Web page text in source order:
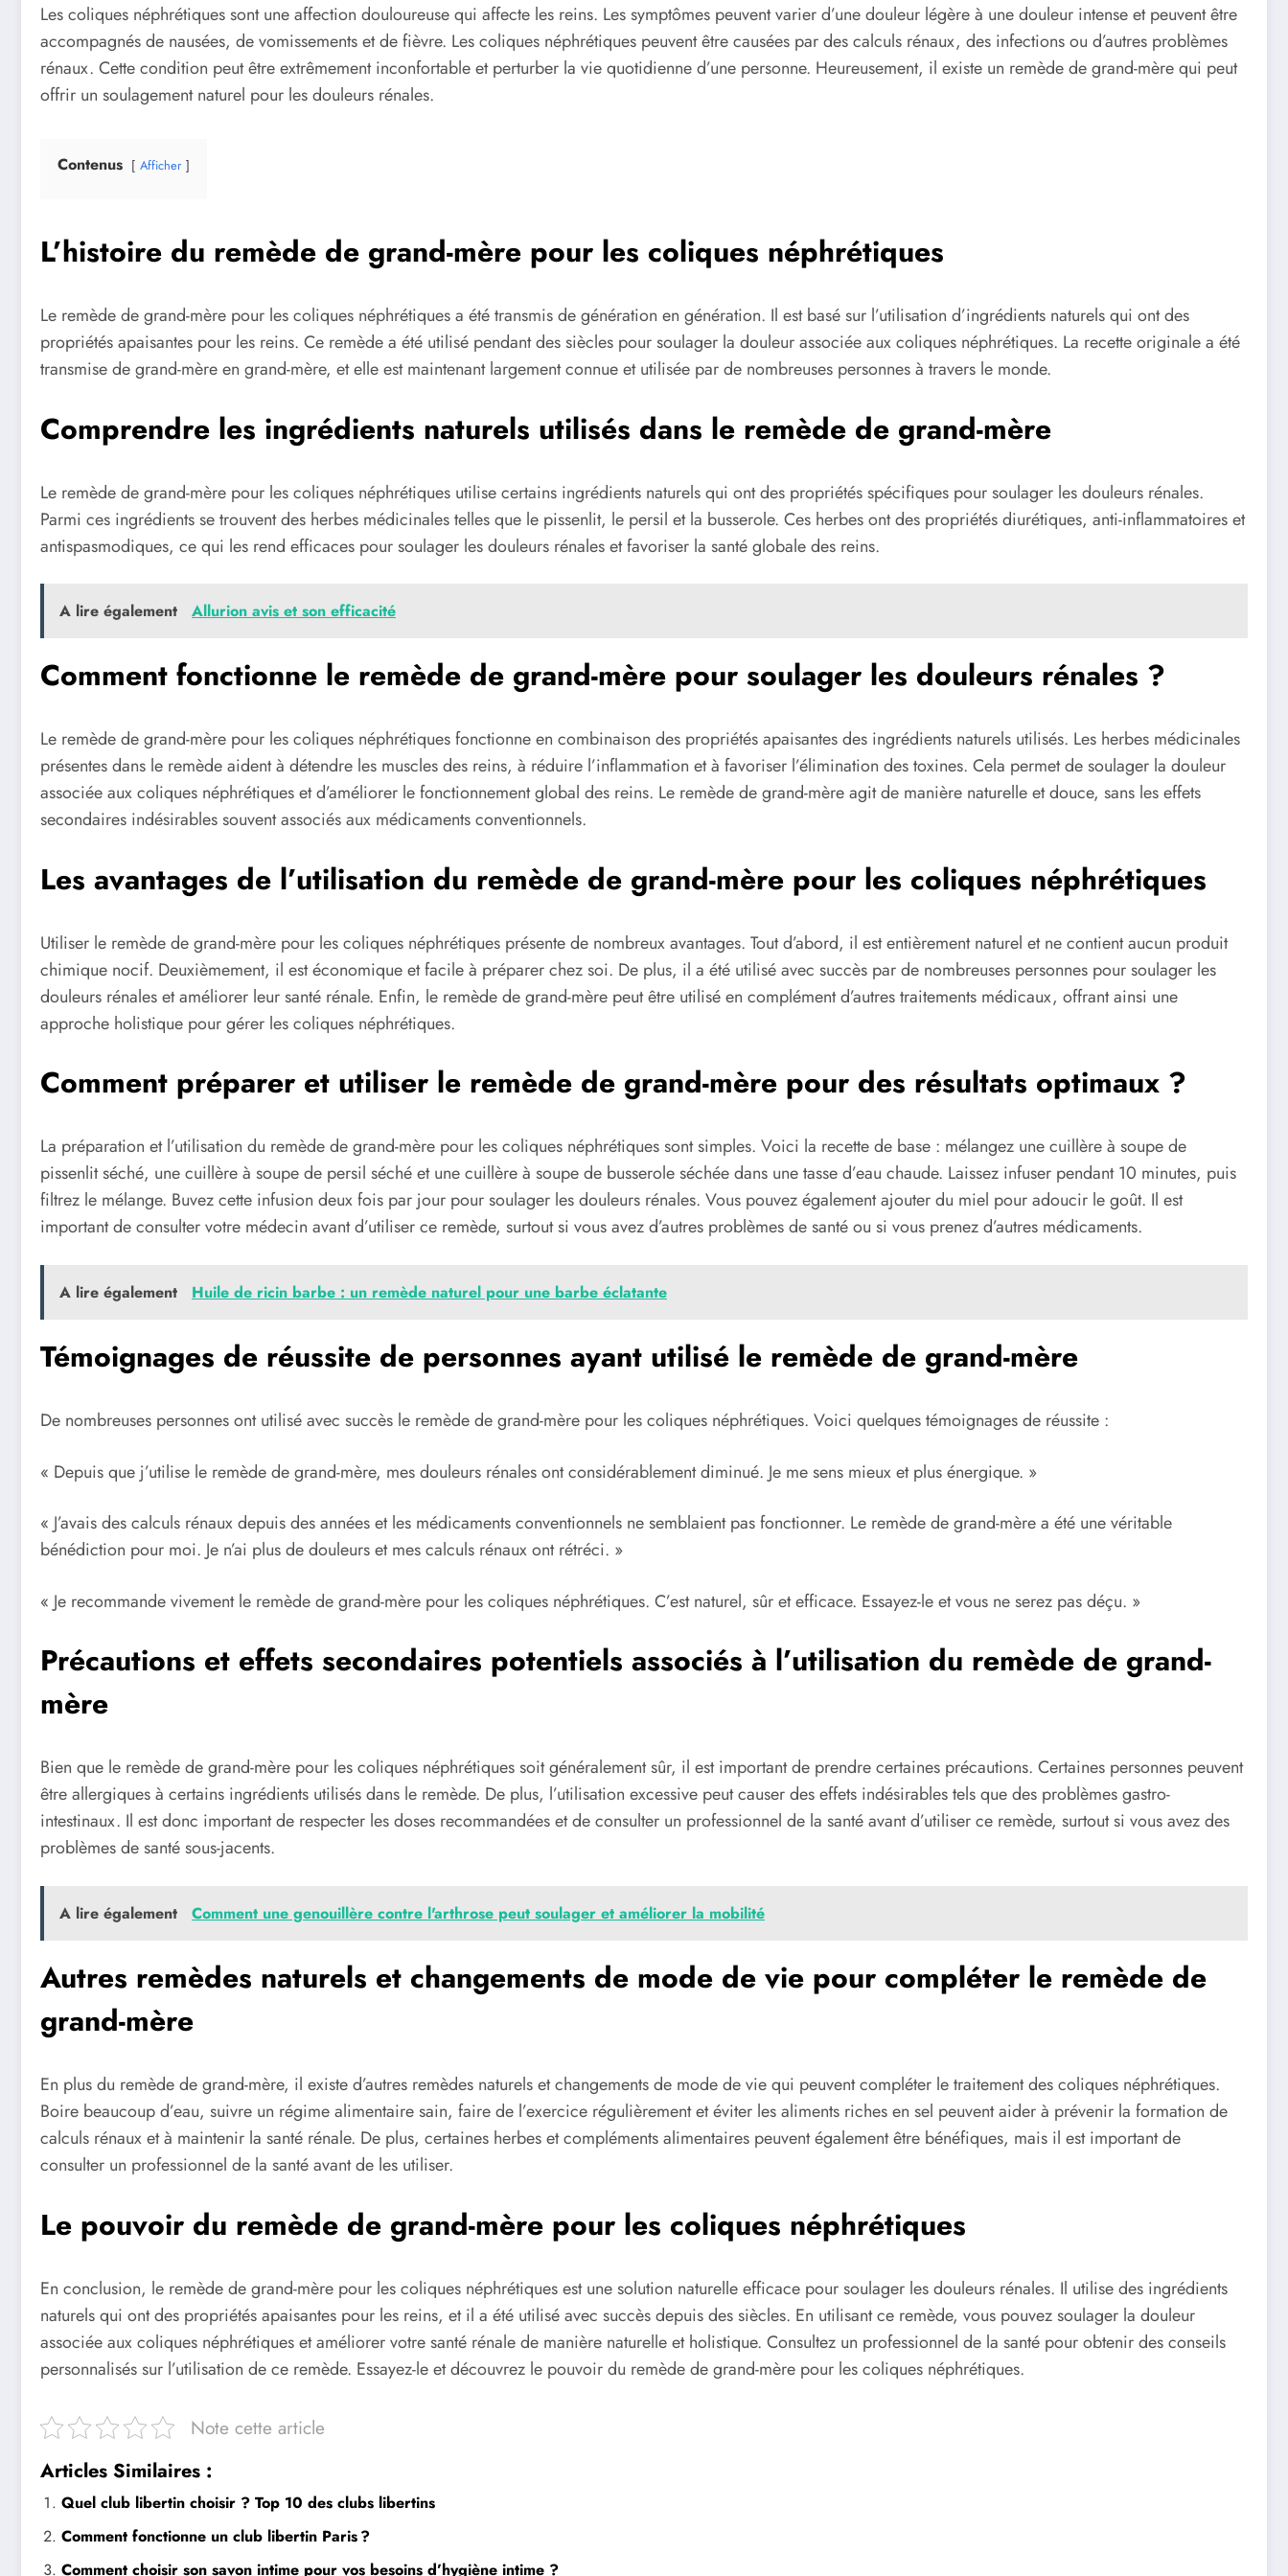
Les coliques néphrétiques sont une affection douloureuse qui affecte les reins. Les symptômes peuvent varier d’une douleur légère à une douleur intense et peuvent être
accompagnés de nausées, de vomissements et de fièvre. Les coliques néphrétiques peuvent être causées par des calculs rénaux, des infections ou d’autres problèmes
rénaux. Cette condition peut être extrêmement inconfortable et perturber la vie quotidienne d’une personne. Heureusement, il existe un remède de grand-mère qui peut
offrir un soulagement naturel pour les douleurs rénales.
Contenus Afficher
L’histoire du remède de grand-mère pour les coliques néphrétiques
Le remède de grand-mère pour les coliques néphrétiques a été transmis de génération en génération. Il est basé sur l’utilisation d’ingrédients naturels qui ont des
propriétés apaisantes pour les reins. Ce remède a été utilisé pendant des siècles pour soulager la douleur associée aux coliques néphrétiques. La recette originale a été
transmise de grand-mère en grand-mère, et elle est maintenant largement connue et utilisée par de nombreuses personnes à travers le monde.
Comprendre les ingrédients naturels utilisés dans le remède de grand-mère
Le remède de grand-mère pour les coliques néphrétiques utilise certains ingrédients naturels qui ont des propriétés spécifiques pour soulager les douleurs rénales.
Parmi ces ingrédients se trouvent des herbes médicinales telles que le pissenlit, le persil et la busserole. Ces herbes ont des propriétés diurétiques, anti-inflammatoires et
antispasmodiques, ce qui les rend efficaces pour soulager les douleurs rénales et favoriser la santé globale des reins.
A lire également Allurion avis et‍ son efficacité
Comment fonctionne le remède de grand-mère pour soulager les douleurs rénales ?
Le remède de grand-mère pour les coliques néphrétiques fonctionne en combinaison des propriétés apaisantes des ingrédients naturels utilisés. Les herbes médicinales
présentes dans le remède aident à détendre les muscles des reins, à réduire l’inflammation et à favoriser l’élimination des toxines. Cela permet de soulager la douleur
associée aux coliques néphrétiques et d’améliorer le fonctionnement global des reins. Le remède de grand-mère agit de manière naturelle et douce, sans les effets
secondaires indésirables souvent associés aux médicaments conventionnels.
Les avantages de l’utilisation du remède de grand-mère pour les coliques néphrétiques
Utiliser le remède de grand-mère pour les coliques néphrétiques présente de nombreux avantages. Tout d’abord, il est entièrement naturel et ne contient aucun produit
chimique nocif. Deuxièmement, il est économique et facile à préparer chez soi. De plus, il a été utilisé avec succès par de nombreuses personnes pour soulager les
douleurs rénales et améliorer leur santé rénale. Enfin, le remède de grand-mère peut être utilisé en complément d’autres traitements médicaux, offrant ainsi une
approche holistique pour gérer les coliques néphrétiques.
Comment préparer et utiliser le remède de grand-mère pour des résultats optimaux ?
La préparation et l’utilisation du remède de grand-mère pour les coliques néphrétiques sont simples. Voici la recette de base : mélangez une cuillère à soupe de
pissenlit séché, une cuillère à soupe de persil séché et une cuillère à soupe de busserole séchée dans une tasse d’eau chaude. Laissez infuser pendant 10 minutes, puis
filtrez le mélange. Buvez cette infusion deux fois par jour pour soulager les douleurs rénales. Vous pouvez également ajouter du miel pour adoucir le goût. Il est
important de consulter votre médecin avant d’utiliser ce remède, surtout si vous avez d’autres problèmes de santé ou si vous prenez d’autres médicaments.
A lire également Huile de ricin barbe : ⁢un remède‍ naturel​‍ pour une ​barbe éclatante
Témoignages de réussite de personnes ayant utilisé le remède de grand-mère
De nombreuses personnes ont utilisé avec succès le remède de grand-mère pour les coliques néphrétiques. Voici quelques témoignages de réussite :
« Depuis que j’utilise le remède de grand-mère, mes douleurs rénales ont considérablement diminué. Je me sens mieux et plus énergique. »
« J’avais des calculs rénaux depuis des années et les médicaments conventionnels ne semblaient pas fonctionner. Le remède de grand-mère a été une véritable
bénédiction pour moi. Je n’ai plus de douleurs et mes calculs rénaux ont rétréci. »
« Je recommande vivement le remède de grand-mère pour les coliques néphrétiques. C’est naturel, sûr et efficace. Essayez-le et vous ne serez pas déçu. »
Précautions et effets secondaires potentiels associés à l’utilisation du remède de grand-
mère
Bien que le remède de grand-mère pour les coliques néphrétiques soit généralement sûr, il est important de prendre certaines précautions. Certaines personnes peuvent
être allergiques à certains ingrédients utilisés dans le remède. De plus, l’utilisation excessive peut causer des effets indésirables tels que des problèmes gastro-
intestinaux. Il est donc important de respecter les doses recommandées et de consulter un professionnel de la santé avant d’utiliser ce remède, surtout si vous avez des
problèmes de santé sous-jacents.
A lire également Comment une genouillère contre l'arthrose peut soulager et améliorer la mobilité
Autres remèdes naturels et changements de mode de vie pour compléter le remède de
grand-mère
En plus du remède de grand-mère, il existe d’autres remèdes naturels et changements de mode de vie qui peuvent compléter le traitement des coliques néphrétiques.
Boire beaucoup d’eau, suivre un régime alimentaire sain, faire de l’exercice régulièrement et éviter les aliments riches en sel peuvent aider à prévenir la formation de
calculs rénaux et à maintenir la santé rénale. De plus, certaines herbes et compléments alimentaires peuvent également être bénéfiques, mais il est important de
consulter un professionnel de la santé avant de les utiliser.
Le pouvoir du remède de grand-mère pour les coliques néphrétiques
En conclusion, le remède de grand-mère pour les coliques néphrétiques est une solution naturelle efficace pour soulager les douleurs rénales. Il utilise des ingrédients
naturels qui ont des propriétés apaisantes pour les reins, et il a été utilisé avec succès depuis des siècles. En utilisant ce remède, vous pouvez soulager la douleur
associée aux coliques néphrétiques et améliorer votre santé rénale de manière naturelle et holistique. Consultez un professionnel de la santé pour obtenir des conseils
personnalisés sur l’utilisation de ce remède. Essayez-le et découvrez le pouvoir du remède de grand-mère pour les coliques néphrétiques.
Note cette article
Articles Similaires :
Quel club libertin choisir ? Top 10 des clubs libertins
Comment fonctionne un club libertin Paris ?
Comment choisir son savon intime pour vos besoins d’hygiène intime ?